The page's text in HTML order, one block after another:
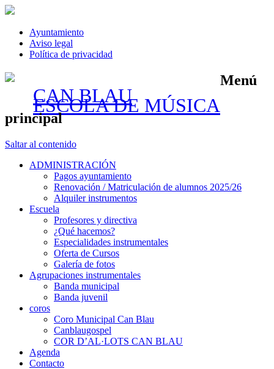
Ayuntamiento
Aviso legal
Política de privacidad
CAN BLAU
ESCOLA DE MÚSICA
Menú
principal
Saltar al contenido
ADMINISTRACIÓN
Pagos ayuntamiento
Renovación / Matriculación de alumnos 2025/26
Alquiler instrumentos
Escuela
Profesores y directiva
¿Qué hacemos?
Especialidades instrumentales
Oferta de Cursos
Galería de fotos
Agrupaciones instrumentales
Banda municipal
Banda juvenil
coros
Coro Municipal Can Blau
Canblaugospel
COR D’AL·LOTS CAN BLAU
Agenda
Contacto